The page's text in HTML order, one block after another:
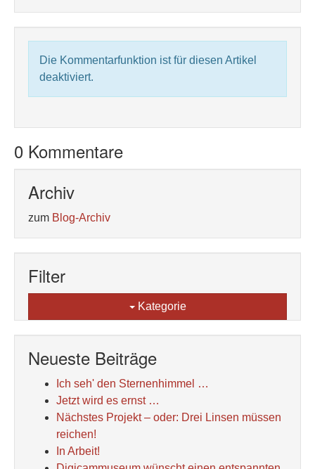
Die Kommentarfunktion ist für diesen Artikel
deaktiviert.
0 Kommentare
Archiv
zum Blog-Archiv
Filter
Kategorie
Neueste Beiträge
Ich seh' den Sternenhimmel …
Jetzt wird es ernst …
Nächstes Projekt – oder: Drei Linsen müssen
reichen!
In Arbeit!